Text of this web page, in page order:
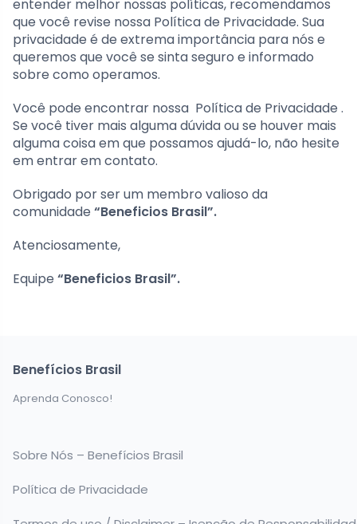
entender melhor nossas políticas, recomendamos
que você revise nossa Política de Privacidade. Sua
privacidade é de extrema importância para nós e
queremos que você se sinta seguro e informado
sobre como operamos.
Você pode encontrar nossa Política de Privacidade .
Se você tiver mais alguma dúvida ou se houver mais
alguma coisa em que possamos ajudá-lo, não hesite
em entrar em contato.
Obrigado por ser um membro valioso da
comunidade “Beneficios Brasil”.
Atenciosamente,
Equipe “Beneficios Brasil”.
Benefícios Brasil
Aprenda Conosco!
Sobre Nós – Benefícios Brasil
Política de Privacidade